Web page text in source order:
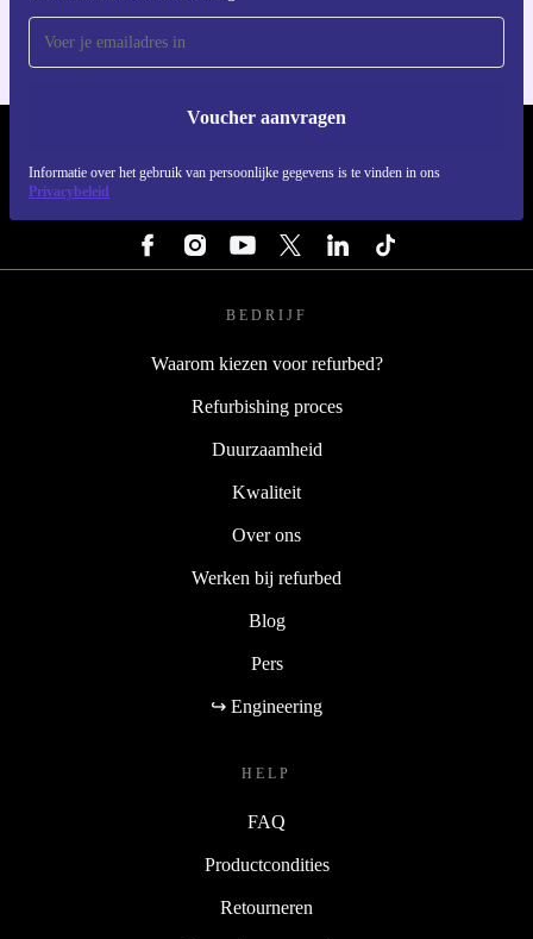
Voucher aanvragen
Informatie over het gebruik van persoonlijke gegevens is te vinden in ons
Privacybeleid
BEDRIJF
Waarom kiezen voor refurbed?
Refurbishing proces
Duurzaamheid
Kwaliteit
Over ons
Werken bij refurbed
Blog
Pers
↪ Engineering
HELP
FAQ
Productcondities
Retourneren